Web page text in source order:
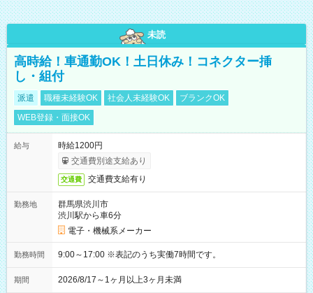
未読
高時給！車通勤OK！土日休み！コネクター挿
し・組付
派遣 職種未経験OK 社会人未経験OK
ブランクOK
WEB登録・面接OK
給与
時給1200円
交通費別途支給あり
交通費 交通費支給有り
勤務地
群馬県渋川市
渋川駅から車6分
電子・機械系メーカー
勤務時間 9:00～17:00 ※表記のうち実働7時間です。
期間 2026/8/17～1ヶ月以上3ヶ月未満